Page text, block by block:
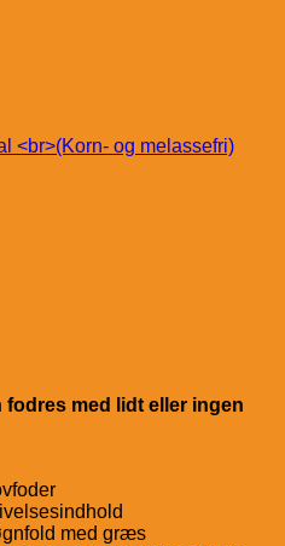
fodres med lidt eller ingen
med græs